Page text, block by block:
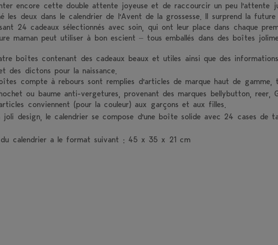
encore cette double attente joyeuse et de raccourcir un peu l'attente
les deux dans le calendrier de l'Avent de la grossesse. Il surprend la
24 cadeaux sélectionnés avec soin, qui ont leur place dans chaque
maman peut utiliser à bon escient – tous emballés dans des boîtes
boîtes contenant des cadeaux beaux et utiles ainsi que des
des dictons pour la naissance.
compte à rebours sont remplies d'articles de marque haut de gamme,
ou baume anti-vergetures, provenant des marques bellybutton, reer,
conviennent (pour la couleur) aux garçons et aux filles.
joli design, le calendrier se compose d'une boîte solide avec 24 cases de
calendrier a le format suivant : 45 x 35 x 21 cm